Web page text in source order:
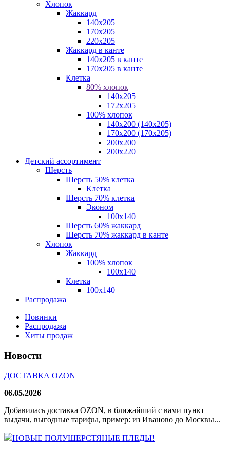
Хлопок
Жаккард
140x205
170х205
220х205
Жаккард в канте
140х205 в канте
170х205 в канте
Клетка
80% хлопок
140x205
172х205
100% хлопок
140x200 (140х205)
170x200 (170х205)
200х200
200х220
Детский ассортимент
Шерсть
Шерсть 50% клетка
Клетка
Шерсть 70% клетка
Эконом
100x140
Шерсть 60% жаккард
Шерсть 70% жаккард в канте
Хлопок
Жаккард
100% хлопок
100x140
Клетка
100х140
Распродажа
Новинки
Распродажа
Хиты продаж
Новости
ДОСТАВКА OZON
06.05.2026
Добавилась доставка OZON, в ближайший с вами пункт
выдачи, выгодные тарифы, пример: из Иваново до Москвы...
НОВЫЕ ПОЛУШЕРСТЯНЫЕ ПЛЕДЫ!